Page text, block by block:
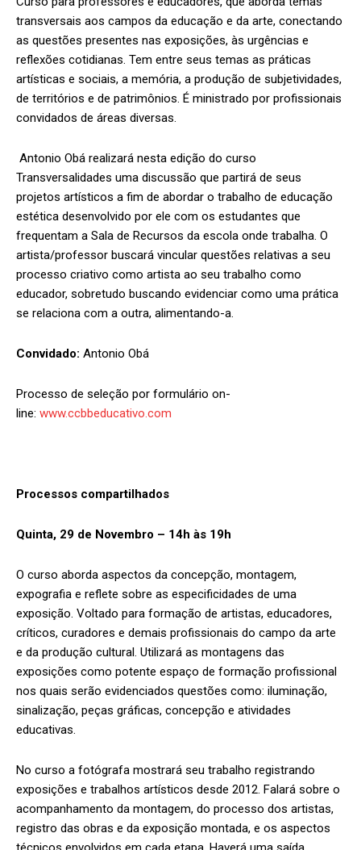
transversais aos campos da educação e da arte, conectando
as questões presentes nas exposições, às urgências e
reflexões cotidianas. Tem entre seus temas as práticas
artísticas e sociais, a memória, a produção de subjetividades,
de territórios e de patrimônios. É ministrado por profissionais
convidados de áreas diversas.
Antonio Obá realizará nesta edição do curso
Transversalidades uma discussão que partirá de seus
projetos artísticos a fim de abordar o trabalho de educação
estética desenvolvido por ele com os estudantes que
frequentam a Sala de Recursos da escola onde trabalha. O
artista/professor buscará vincular questões relativas a seu
processo criativo como artista ao seu trabalho como
educador, sobretudo buscando evidenciar como uma prática
se relaciona com a outra, alimentando-a.
Convidado: Antonio Obá
Processo de seleção por formulário on-
line: www.ccbbeducativo.com
Processos compartilhados
Quinta, 29 de Novembro – 14h às 19h
O curso aborda aspectos da concepção, montagem,
expografia e reflete sobre as especificidades de uma
exposição. Voltado para formação de artistas, educadores,
críticos, curadores e demais profissionais do campo da arte
e da produção cultural. Utilizará as montagens das
exposições como potente espaço de formação profissional
nos quais serão evidenciados questões como: iluminação,
sinalização, peças gráficas, concepção e atividades
educativas.
No curso a fotógrafa mostrará seu trabalho registrando
exposições e trabalhos artísticos desde 2012. Falará sobre o
acompanhamento da montagem, do processo dos artistas,
registro das obras e da exposição montada, e os aspectos